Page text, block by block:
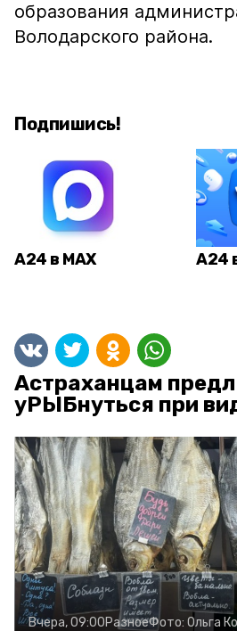
образования
Володарского района.
Подпишись!
А24 в MAX А24
Астраханцам
уРЫБнуться при
Вчера, 09:00РазноеФото: Ольга